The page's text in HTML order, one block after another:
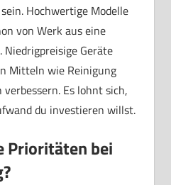
Hochwertige Modelle
von Werk aus eine
Geräte
Mitteln wie Reinigung
Es lohnt sich,
du investieren willst.
Prioritäten bei